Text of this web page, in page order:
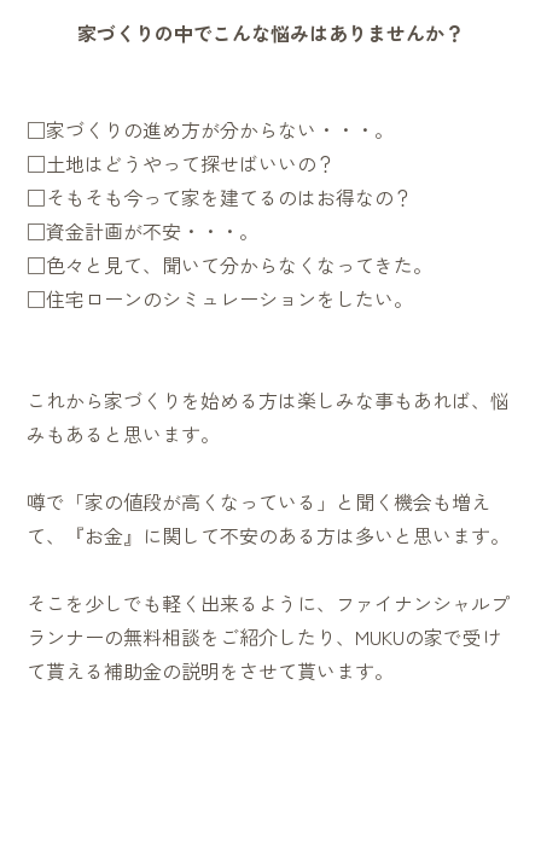
家づくりの中でこんな悩みはありませんか？
□家づくりの進め方が分からない・・・。
□土地はどうやって探せばいいの？
□そもそも今って家を建てるのはお得なの？
□資金計画が不安・・・。
□色々と見て、聞いて分からなくなってきた。
□住宅ローンのシミュレーションをしたい。
これから家づくりを始める方は楽しみな事もあれば、悩
みもあると思います。
噂で「家の値段が高くなっている」と聞く機会も増え
て、『お金』に関して不安のある方は多いと思います。
そこを少しでも軽く出来るように、ファイナンシャルプ
ランナーの無料相談をご紹介したり、MUKUの家で受け
て貰える補助金の説明をさせて貰います。